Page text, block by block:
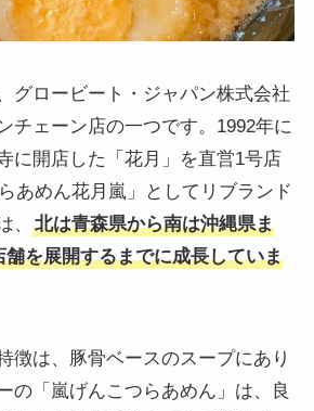
グロービート・ジャパン株式会社
チェーン店の一つです。1992年に
に開店した「花月」を直営1号店
あめん花月嵐」としてリブランド
、
北は青森県から南は沖縄県ま
舗を展開するまでに成長していま
徴は、豚骨ベースのスープにあり
の「嵐げんこつらあめん」は、良